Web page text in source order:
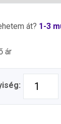
át? 1-3
ár